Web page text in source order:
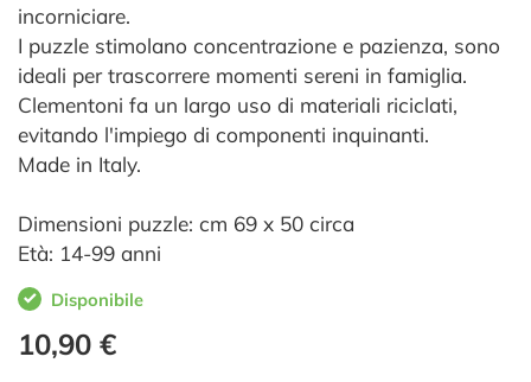
incorniciare.
I puzzle stimolano concentrazione e pazienza, sono
ideali per trascorrere momenti sereni in famiglia.
Clementoni fa un largo uso di materiali riciclati,
evitando l'impiego di componenti inquinanti.
Made in Italy.
Dimensioni puzzle: cm 69 x 50 circa
Età: 14-99 anni
Disponibile
10,90 €